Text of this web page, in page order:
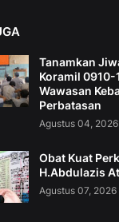
Tanamkan
Koramil 0910-
Wawasan
Perbatasan
Agustus 04, 2026
Obat Kuat
H.Abdulazis
Agustus 07, 2026